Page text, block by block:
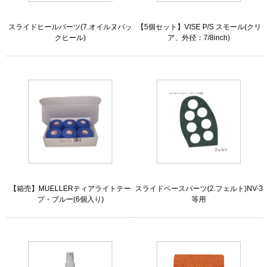
スライドヒールパーツ(7.オイルヌバッ
クヒール)
【5個セット】VISE P/S スモール(クリ
ア、外径：7/8inch)
【箱売】MUELLERティアライトテー
プ・ブルー(6個入り)
スライドベースパーツ(2.フェルト)NV-3
等用